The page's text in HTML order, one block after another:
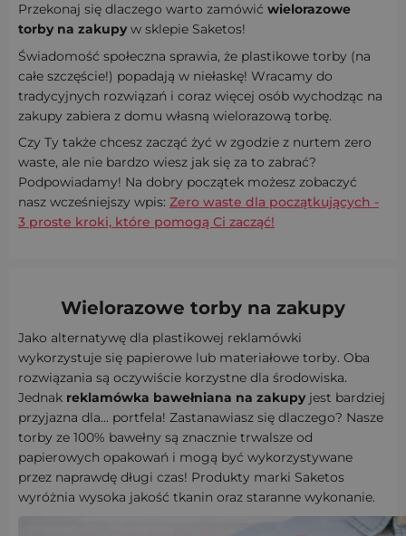
Przekonaj się dlaczego warto zamówić wielorazowe
torby na zakupy w sklepie Saketos!
Świadomość społeczna sprawia, że plastikowe torby (na
całe szczęście!) popadają w niełaskę! Wracamy do
tradycyjnych rozwiązań i coraz więcej osób wychodząc na
zakupy zabiera z domu własną wielorazową torbę.
Czy Ty także chcesz zacząć żyć w zgodzie z nurtem zero
waste, ale nie bardzo wiesz jak się za to zabrać?
Podpowiadamy! Na dobry początek możesz zobaczyć
nasz wcześniejszy wpis: Zero waste dla początkujących -
3 proste kroki, które pomogą Ci zacząć!
Wielorazowe torby na zakupy
Jako alternatywę dla plastikowej reklamówki
wykorzystuje się papierowe lub materiałowe torby. Oba
rozwiązania są oczywiście korzystne dla środowiska.
Jednak reklamówka bawełniana na zakupy jest bardziej
przyjazna dla... portfela! Zastanawiasz się dlaczego? Nasze
torby ze 100% bawełny są znacznie trwalsze od
papierowych opakowań i mogą być wykorzystywane
przez naprawdę długi czas! Produkty marki Saketos
wyróżnia wysoka jakość tkanin oraz staranne wykonanie.